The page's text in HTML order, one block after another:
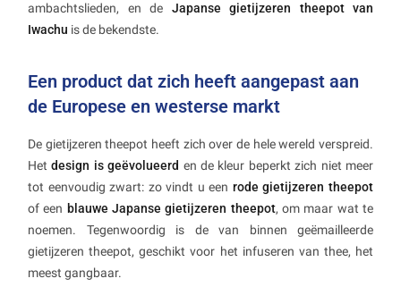
ambachtslieden, en de Japanse gietijzeren theepot van
Iwachu is de bekendste.
Een product dat zich heeft aangepast aan
de Europese en westerse markt
De gietijzeren theepot heeft zich over de hele wereld verspreid.
Hetdesign is geëvolueerd en de kleur beperkt zich niet meer
tot eenvoudig zwart: zo vindt u een rode gietijzeren theepot
of een blauwe Japanse gietijzeren theepot, om maar wat te
noemen. Tegenwoordig is de van binnen geëmailleerde
gietijzeren theepot, geschikt voor het infuseren van thee, het
meest gangbaar.